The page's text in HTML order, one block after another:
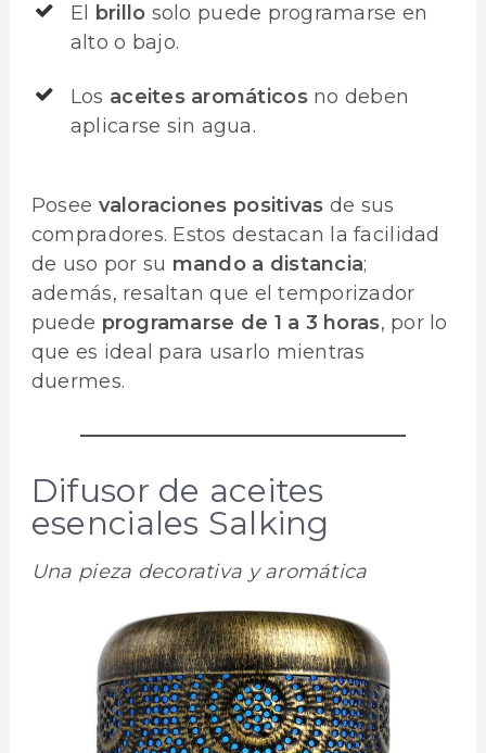
El brillo solo puede programarse en
alto o bajo.
Los aceites aromáticosno deben
aplicarse sin agua.
Posee valoraciones positivas de sus
compradores. Estos destacan la facilidad
de uso por su mando a distancia;
además, resaltan que el temporizador
puede programarse de 1 a 3 horas, por lo
que es ideal para usarlo mientras
duermes.
Difusor de aceites
esenciales Salking
Una pieza decorativa y aromática